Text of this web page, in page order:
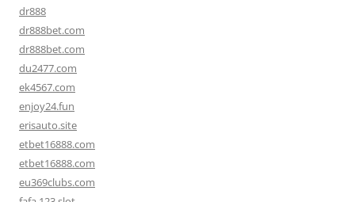
dr888
dr888bet.com
dr888bet.com
du2477.com
ek4567.com
enjoy24.fun
erisauto.site
etbet16888.com
etbet16888.com
eu369clubs.com